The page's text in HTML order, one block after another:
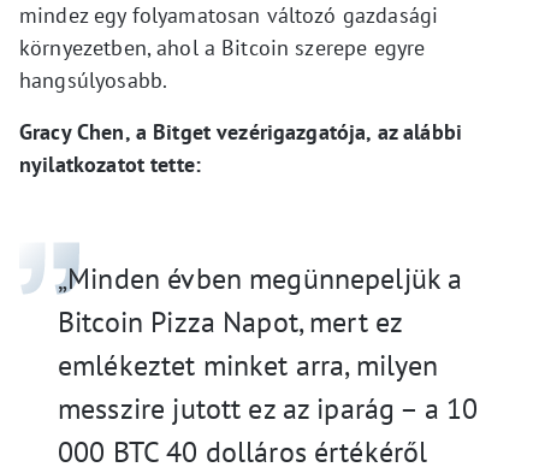
mindez egy folyamatosan változó gazdasági
környezetben, ahol a Bitcoin szerepe egyre
hangsúlyosabb.
Gracy Chen, a Bitget vezérigazgatója, az alábbi
nyilatkozatot tette:
„Minden évben megünnepeljük a
Bitcoin Pizza Napot, mert ez
emlékeztet minket arra, milyen
messzire jutott ez az iparág – a 10
000 BTC 40 dolláros értékéről